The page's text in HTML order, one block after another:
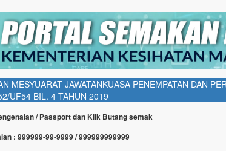
MESYUARAT JAWATANKUASA PENEMPATAN DAN
UF54 BIL. 4 TAHUN 2019
/ Passport dan Klik Butang semak
: 999999-99-9999 / 999999999999